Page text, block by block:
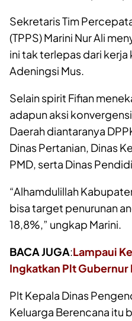
Sekretaris Tim
(TPPS) Marini Nur Ali
ini tak terlepas dari kerja
Adeningsi Mus.
Selain spirit Fifian
adapun aksi
Daerah diantaranya
Dinas Pertanian, Dinas
PMD, serta Dinas
“Alhamdulillah
bisa target penurunan
18,8%,” ungkap Marini.
BACA JUGA:Lampaui
Ingkatkan Plt
Plt Kepala Dinas
Keluarga Berencana itu